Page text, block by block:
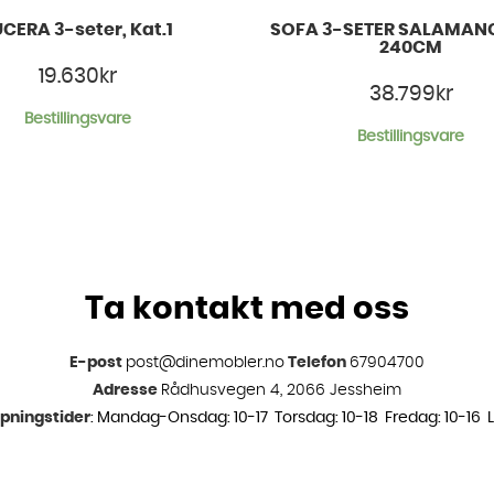
3-seter, Kat.1
19.630 kr
Bestillingsvare
SOFA 3-SETER
240CM
38.799 kr
Bestillingsvare
Ta kontakt med oss
E-post post@dinemobler.no Telefon 67904700
Adresse Rådhusvegen 4, 2066 Jessheim
: Mandag-Onsdag: 10-17 Torsdag: 10-18 Fredag: 10-16